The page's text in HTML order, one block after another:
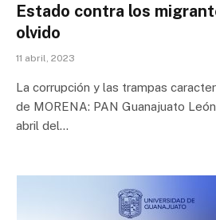
Estado contra los
olvido
11 abril, 2023
La corrupción y las trampas
de MORENA: PAN Guanajuato
abril del…